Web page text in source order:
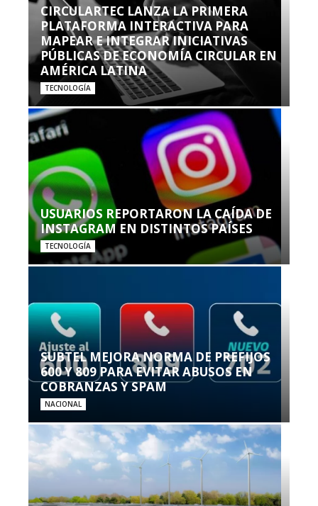
CIRCULARTEC LANZA LA PRIMERA
PLATAFORMA INTERACTIVA PARA
MAPEAR E INTEGRAR INICIATIVAS
PÚBLICAS DE ECONOMÍA CIRCULAR EN
AMÉRICA LATINA
TECNOLOGÍA
USUARIOS REPORTARON LA CAÍDA DE
INSTAGRAM EN DISTINTOS PAÍSES
TECNOLOGÍA
SUBTEL MEJORA NORMA DE PREFIJOS
600 Y 809 PARA EVITAR ABUSOS EN
COBRANZAS Y SPAM
NACIONAL